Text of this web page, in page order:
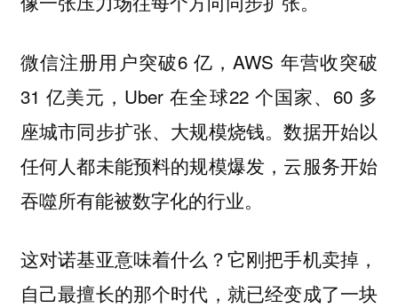
微信注册用户突破6 亿，AWS 年营收突破
31 亿美元，Uber 在全球22 个国家、60 多
座城市同步扩张、大规模烧钱。数据开始以
任何人都未能预料的规模爆发，云服务开始
吞噬所有能被数字化的行业。
这对诺基亚意味着什么？它刚把手机卖掉，
自己最擅长的那个时代，就已经变成了一块